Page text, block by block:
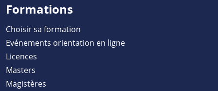
Formations
Choisir sa formation
Evénements orientation en ligne
Licences
Masters
Magistères